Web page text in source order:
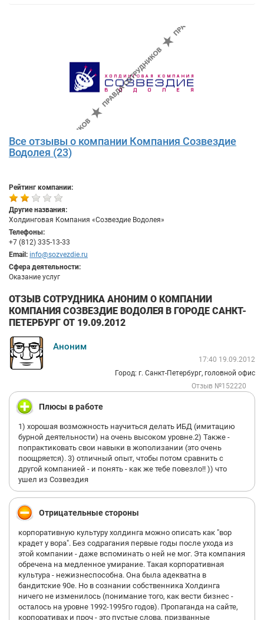
Все отзывы о компании Компания Созвездие
Водолея (23)
Рейтинг компании:
Другие названия:
Холдинговая Компания «Созвездие Водолея»
Телефоны:
+7 (812) 335-13-33
Email: info@sozvezdie.ru
Сфера деятельности:
Оказание услуг
ОТЗЫВ СОТРУДНИКА АНОНИМ О КОМПАНИИ
КОМПАНИЯ СОЗВЕЗДИЕ ВОДОЛЕЯ В ГОРОДЕ САНКТ-
ПЕТЕРБУРГ ОТ 19.09.2012
Аноним
17:40 19.09.2012
Город: г. Санкт-Петербург, головной офис
Отзыв №152220
Плюсы в работе
1) хорошая возможность научиться делать ИБД (имитацию
бурной деятельности) на очень высоком уровне.2) Также -
попрактиковать свои навыки в жополизании (это очень
поощряется). 3) отличный опыт, чтобы потом сравнить с
другой компанией - и понять - как же тебе повезло!! )) что
ушел из Созвездия
Отрицательные стороны
корпоративную культуру холдинга можно описать как "вор
крадет у вора". Без содрагания первые годы после ухода из
этой компании - даже вспоминать о ней не мог. Эта компания
обречена на медленное умирание. Такая корпоративная
культура - нежизнеспособна. Она была адекватна в
бандитские 90е. Но в сознании собственника Холдинга
ничего не изменилось (понимание того, как вести бизнес -
осталось на уровне 1992-1995го годов). Пропаганда на сайте,
корпоративах и проч - это пустые слова, призванные